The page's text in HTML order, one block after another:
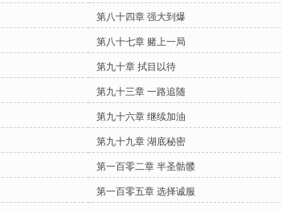
第八十四章 强大到爆
第八十七章 赌上一局
第九十章 拭目以待
第九十三章 一路追随
第九十六章 继续加油
第九十九章 湖底秘密
第一百零二章 半圣骷髅
第一百零五章 选择诚服